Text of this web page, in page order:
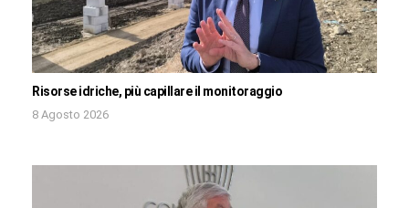
Risorse idriche, più capillare il monitoraggio
8 Agosto 2026